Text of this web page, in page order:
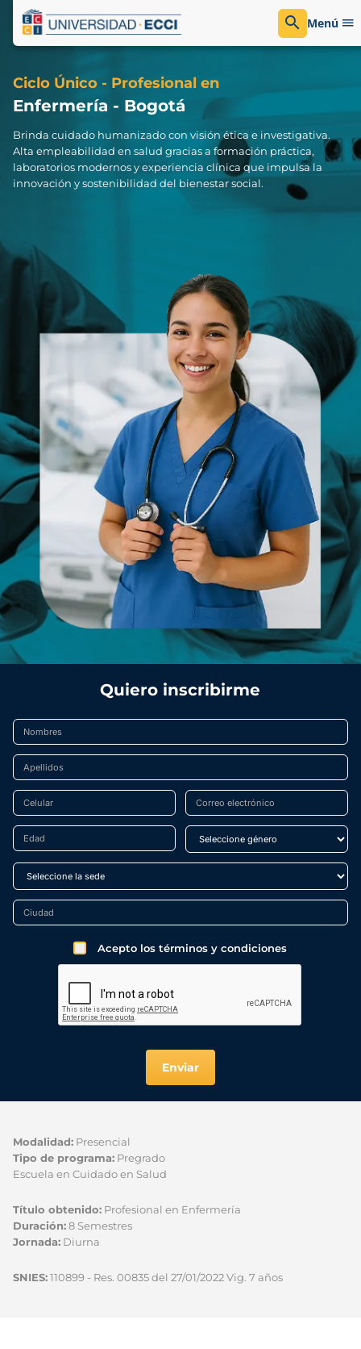
Menú
Ciclo Único - Profesional en
Enfermería - Bogotá
Brinda cuidado humanizado con visión ética e investigativa.
Alta empleabilidad en salud gracias a formación práctica,
laboratorios modernos y experiencia clínica que impulsa la
innovación y sostenibilidad del bienestar social.
Quiero inscribirme
Acepto los términos y condiciones
Enviar
Modalidad: Presencial
Tipo de programa: Pregrado
Escuela en Cuidado en Salud
Título obtenido: Profesional en Enfermería
Duración:8 Semestres
Jornada: Diurna
SNIES:110899 - Res. 00835 del 27/01/2022 Vig. 7 años